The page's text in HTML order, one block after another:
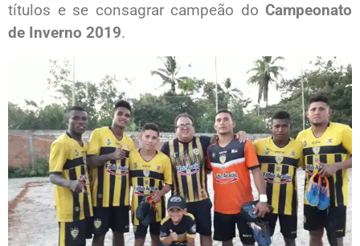
títulos e se consagrar campeão do Campeonato
de Inverno 2019.